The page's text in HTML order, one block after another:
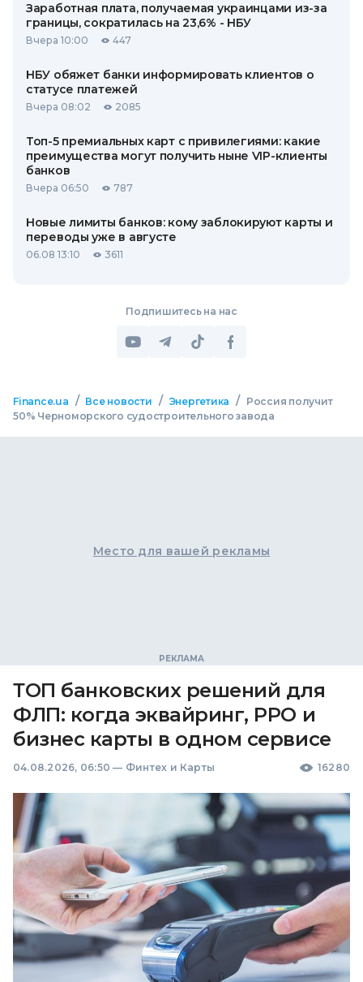
Заработная плата, получаемая украинцами из-за
границы, сократилась на 23,6% - НБУ
Вчера 10:00 447
НБУ обяжет банки информировать клиентов о
статусе платежей
Вчера 08:02 2085
Топ-5 премиальных карт с привилегиями: какие
преимущества могут получить ныне VIP-клиенты
банков
Вчера 06:50 787
Новые лимиты банков: кому заблокируют карты и
переводы уже в августе
06.08 13:10 3611
Подпишитесь на нас
Finance.ua / Все новости / Энергетика /
Россия получит
50% Черноморского судостроительного завода
Место для вашей рекламы
ТОП банковских решений для
ФЛП: когда эквайринг, РРО и
бизнес карты в одном сервисе
04.08.2026, 06:50 — Финтех и Карты 16280